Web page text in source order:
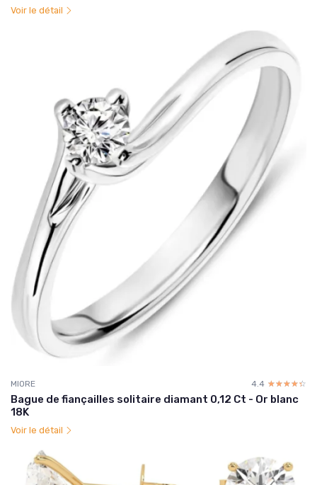
Voir le détail
MIORE 4.4 ☆☆☆☆☆
★★★★★
Bague de fiançailles solitaire diamant 0,12 Ct - Or blanc
18K
Voir le détail